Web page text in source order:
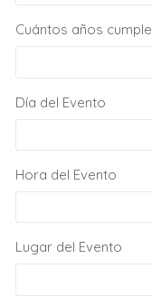
Cuántos años cumple
Día del Evento
Hora del Evento
Lugar del Evento